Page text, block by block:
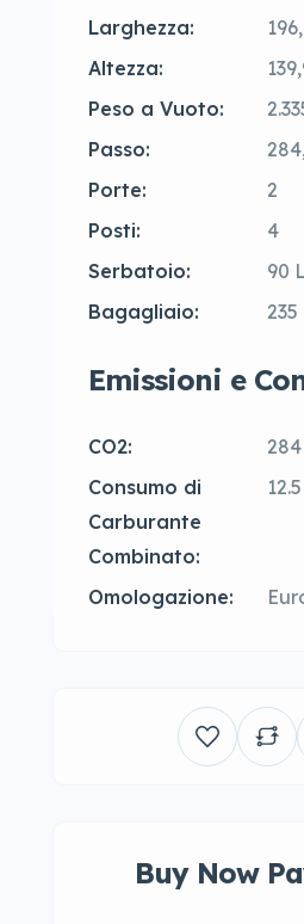
Larghezza:
Altezza:
Peso a Vuoto:
Passo:
Porte:
2
Posti:
4
Serbatoio:
90 L
Bagagliaio:
235
Emissioni e
CO2:
Consumo di
Carburante
Combinato:
Omologazione:
Buy Now